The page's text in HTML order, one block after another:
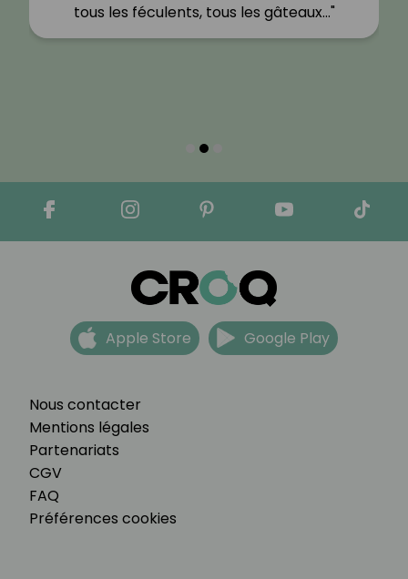
tous les féculents, tous les gâteaux…"
Nous contacter
Mentions légales
Partenariats
CGV
FAQ
Préférences cookies
Apple Store Google Play